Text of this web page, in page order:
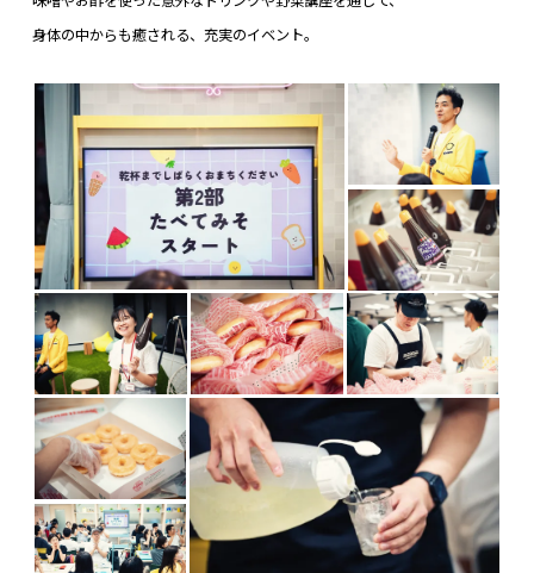
身体の中からも癒される、充実のイベント。